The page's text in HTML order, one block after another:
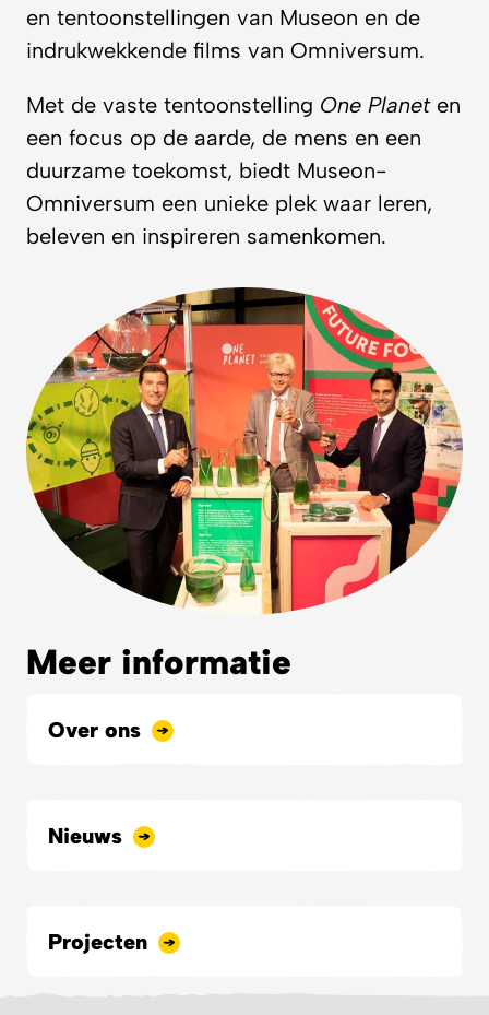
en tentoonstellingen van Museon en de
indrukwekkende films van Omniversum.
Met de vaste tentoonstelling One Planeten
een focus op de aarde, de mens en een
duurzame toekomst, biedt Museon-
Omniversum een unieke plek waar leren,
beleven en inspireren samenkomen.
Meer informatie
Over ons
Nieuws
Projecten